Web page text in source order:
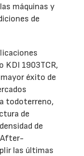
máquinas y
de
KDI 1903TCR,
éxito de
todoterreno,
de
de
las últimas